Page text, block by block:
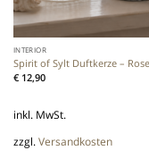
INTERIOR
Spirit of Sylt Duftkerze –
€12,90
inkl. MwSt.
zzgl.Versandkosten